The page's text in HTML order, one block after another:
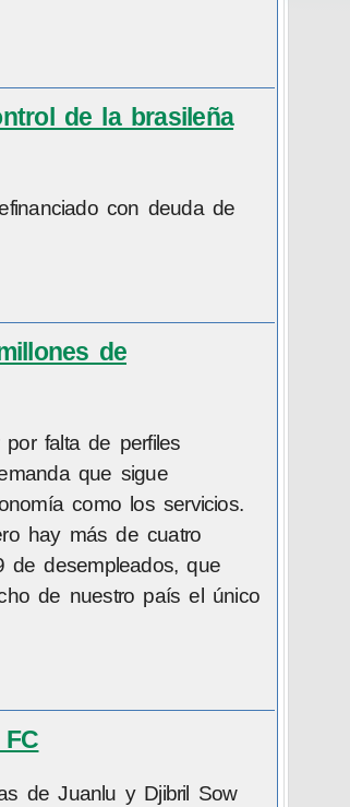
de la brasileña
con deuda de
de
falta de perfiles
que sigue
como los servicios.
hay más de cuatro
de desempleados, que
de nuestro país el único
de Juanlu y Djibril Sow